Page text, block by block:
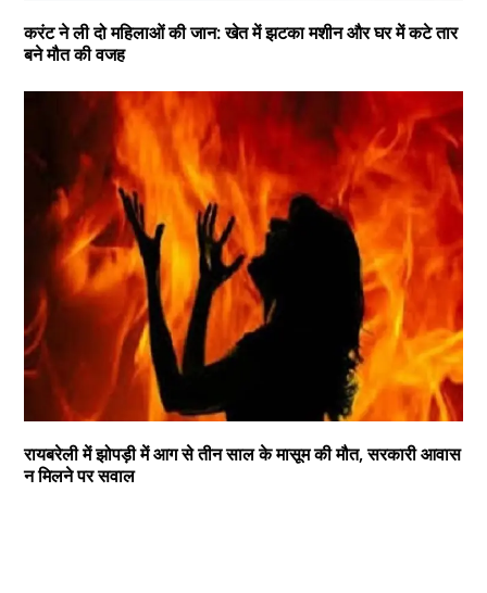
करंट ने ली दो महिलाओं की जान: खेत में झटका मशीन और घर में कटे तार
बने मौत की वजह
रायबरेली में झोपड़ी में आग से तीन साल के मासूम की मौत, सरकारी आवास
न मिलने पर सवाल